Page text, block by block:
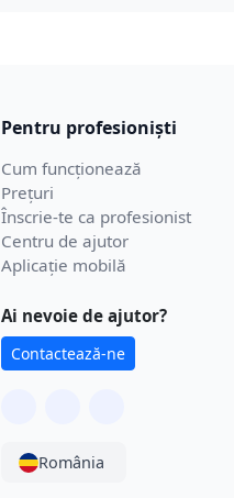
Pentru profesioniști
Cum funcționează
Prețuri
Înscrie-te ca profesionist
Centru de ajutor
Aplicație mobilă
Ai nevoie de ajutor?
Contactează-ne
România